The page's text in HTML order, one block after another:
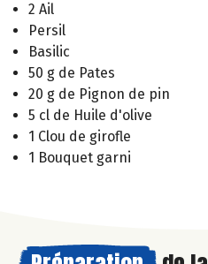
2 Ail
Persil
Basilic
50 g de Pates
20 g de Pignon de pin
5 cl de Huile d'olive
1 Clou de girofle
1 Bouquet garni